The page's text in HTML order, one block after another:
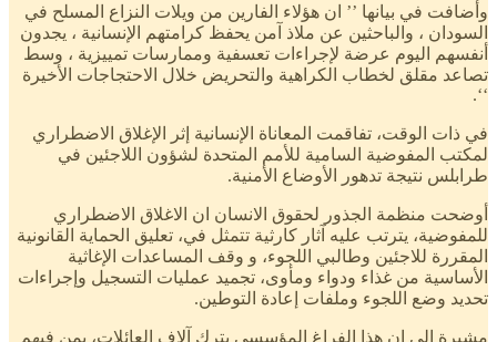
وأضافت في بيانها ’’ ان هؤلاء الفارين من ويلات النزاع المسلح في
السودان ، والباحثين عن ملاذ آمن يحفظ كرامتهم الإنسانية ، يجدون
أنفسهم اليوم عرضة لإجراءات تعسفية وممارسات تمييزية ، وسط
تصاعد مقلق لخطاب الكراهية والتحريض خلال الاحتجاجات الأخيرة
‘‘.
في ذات الوقت، تفاقمت المعاناة الإنسانية إثر الإغلاق الاضطراري
لمكتب المفوضية السامية للأمم المتحدة لشؤون اللاجئين في
طرابلس نتيجة تدهور الأوضاع الأمنية.
أوضحت منظمة الجذور لحقوق الانسان ان الاغلاق الاضطراري
للمفوضية، يترتب عليه آثار كارثية تتمثل في، تعليق الحماية القانونية
المقررة للاجئين وطالبي اللجوء، و وقف المساعدات الإغاثية
الأساسية من غذاء ودواء ومأوى، تجميد عمليات التسجيل وإجراءات
تحديد وضع اللجوء وملفات إعادة التوطين.
مشيرة الي ان هذا الفراغ المؤسسي يترك آلاف العائلات، بمن فيهم